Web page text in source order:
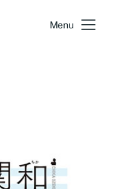
Menu